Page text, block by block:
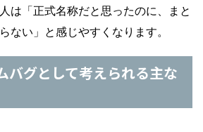
は「正式名称だと思ったのに、まと
ない」と感じやすくなります。
バグとして考えられる主な